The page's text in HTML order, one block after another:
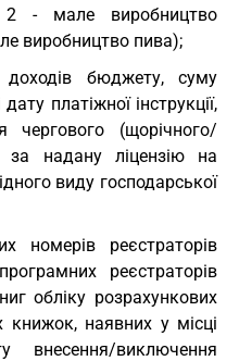
2 - мале виробництво
виробництво пива);
доходів бюджету, суму
платіжної інструкції,
чергового (щорічного/
за надану ліцензію на
виду господарської
номерів реєстраторів
реєстраторів
обліку розрахункових
книжок, наявних у місці
внесення/виключення